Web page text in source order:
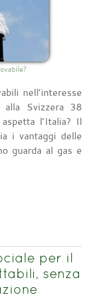
nell’interesse
alla Svizzera 38
l’Italia? Il
i vantaggi delle
guarda al gas e
per il
senza